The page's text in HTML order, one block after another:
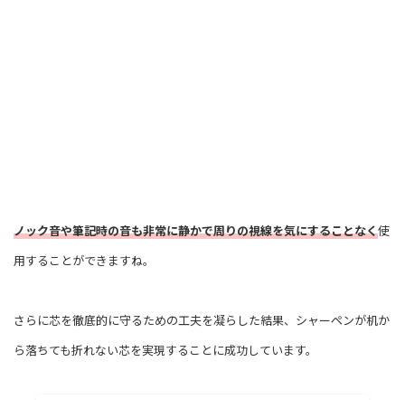
ノック音や筆記時の音も非常に静かで周りの視線を気にすることなく使
用することができますね。
さらに芯を徹底的に守るための工夫を凝らした結果、シャーペンが机か
ら落ちても折れない芯を実現することに成功しています。